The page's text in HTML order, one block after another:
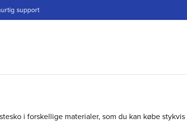
support
i forskellige materialer, som du kan købe